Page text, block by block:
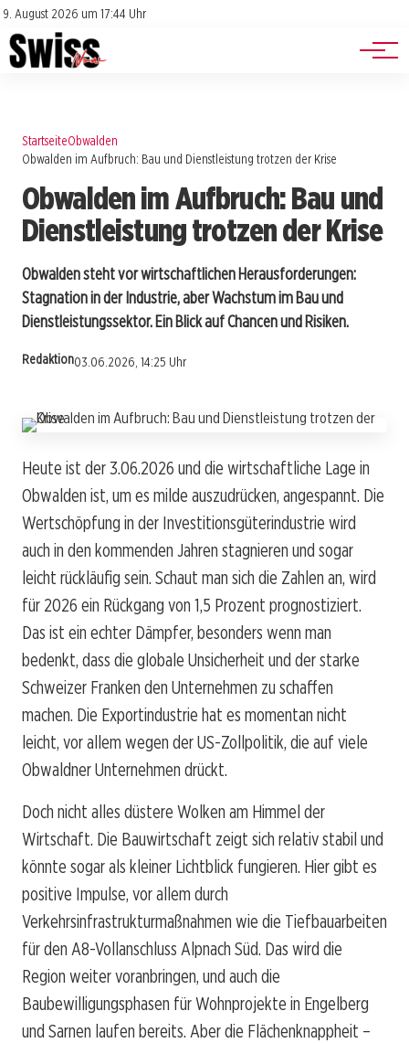
9. August 2026 um 17:44 Uhr
Impressum
Datenschutz
Jobs
Events
StartseiteObwalden
Obwalden im Aufbruch: Bau und Dienstleistung trotzen der Krise
Obwalden im Aufbruch: Bau und
Dienstleistung trotzen der Krise
Obwalden steht vor wirtschaftlichen Herausforderungen:
Stagnation in der Industrie, aber Wachstum im Bau und
Dienstleistungssektor. Ein Blick auf Chancen und Risiken.
Redaktion03.06.2026, 14:25 Uhr
Heute ist der 3.06.2026 und die wirtschaftliche Lage in
Obwalden ist, um es milde auszudrücken, angespannt. Die
Wertschöpfung in der Investitionsgüterindustrie wird
auch in den kommenden Jahren stagnieren und sogar
leicht rückläufig sein. Schaut man sich die Zahlen an, wird
für 2026 ein Rückgang von 1,5 Prozent prognostiziert.
Das ist ein echter Dämpfer, besonders wenn man
bedenkt, dass die globale Unsicherheit und der starke
Schweizer Franken den Unternehmen zu schaffen
machen. Die Exportindustrie hat es momentan nicht
leicht, vor allem wegen der US-Zollpolitik, die auf viele
Obwaldner Unternehmen drückt.
Doch nicht alles düstere Wolken am Himmel der
Wirtschaft. Die Bauwirtschaft zeigt sich relativ stabil und
könnte sogar als kleiner Lichtblick fungieren. Hier gibt es
positive Impulse, vor allem durch
Verkehrsinfrastrukturmaßnahmen wie die Tiefbauarbeiten
für den A8-Vollanschluss Alpnach Süd. Das wird die
Region weiter voranbringen, und auch die
Baubewilligungsphasen für Wohnprojekte in Engelberg
und Sarnen laufen bereits. Aber die Flächenknappheit –